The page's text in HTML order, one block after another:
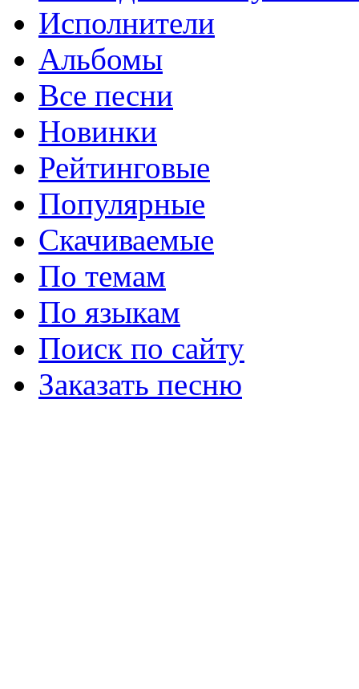
Исполнители
Альбомы
Все песни
Новинки
Рейтинговые
Популярные
Скачиваемые
По темам
По языкам
Поиск по сайту
Заказать песню